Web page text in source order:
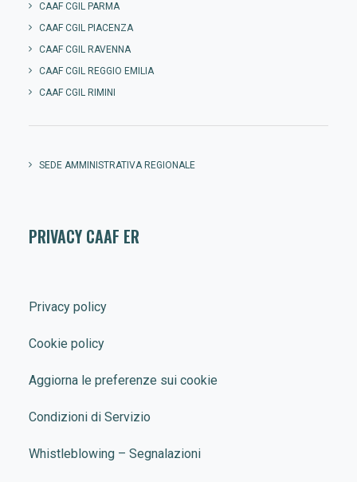
CAAF CGIL PARMA
CAAF CGIL PIACENZA
CAAF CGIL RAVENNA
CAAF CGIL REGGIO EMILIA
CAAF CGIL RIMINI
SEDE AMMINISTRATIVA REGIONALE
PRIVACY CAAF ER
Privacy policy
Cookie policy
Aggiorna le preferenze sui cookie
Condizioni di Servizio
Whistleblowing – Segnalazioni